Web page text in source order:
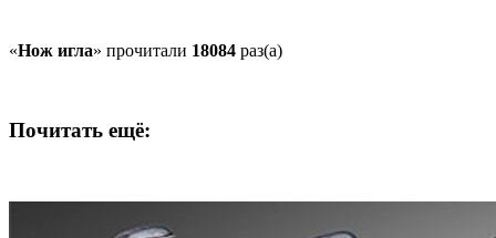
«Нож игла» прочитали 18084 раз(а)
Почитать ещё: